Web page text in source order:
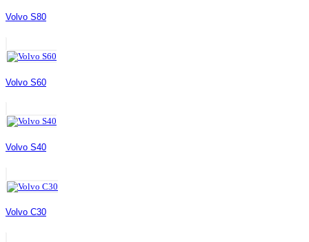
Volvo S80
Volvo S60
Volvo S40
Volvo C30